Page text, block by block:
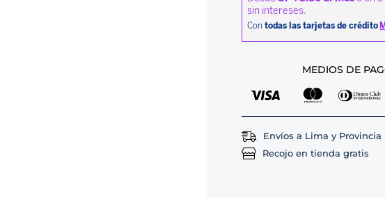
MEDIOS DE
Envíos a Lima y Provincia
Recojo en tienda gratis